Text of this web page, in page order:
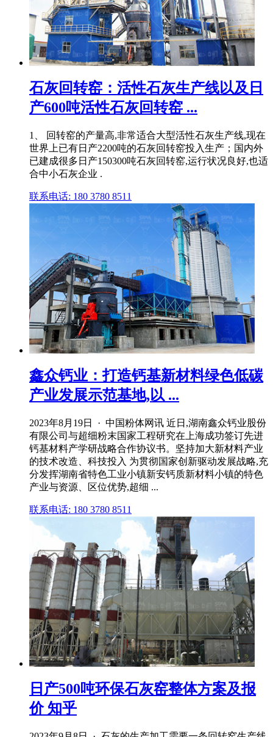
石灰回转窑：活性石灰生产线以及日
产600吨活性石灰回转窑 ...
1、 回转窑的产量高,非常适合大型活性石灰生产线,现在
世界上已有日产2200吨的石灰回转窑投入生产；国内外
已建成很多日产150300吨石灰回转窑,运行状况良好,也适
合中小石灰企业 .
联系电话: 180 3780 8511
鑫众钙业：打造钙基新材料绿色低碳
产业发展示范基地,以 ...
2023年8月19日 · 中国粉体网讯 近日,湖南鑫众钙业股份
有限公司与超细粉末国家工程研究在上海成功签订先进
钙基材料产学研战略合作协议书。坚持加大新材料产业
的技术改造、科技投入 为贯彻国家创新驱动发展战略,充
分发挥湖南省特色工业小镇新安钙质新材料小镇的特色
产业与资源、区位优势,超细 ...
联系电话: 180 3780 8511
日产500吨环保石灰窑整体方案及报
价 知乎